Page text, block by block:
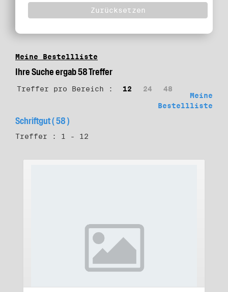
Meine Bestellliste
Ihre Suche ergab 58 Treffer
Treffer pro Bereich : 12 24
48
Meine
Bestellliste
Schriftgut ( 58 )
Treffer : 1 - 12